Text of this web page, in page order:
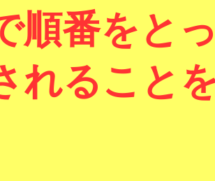
順番をと
れること